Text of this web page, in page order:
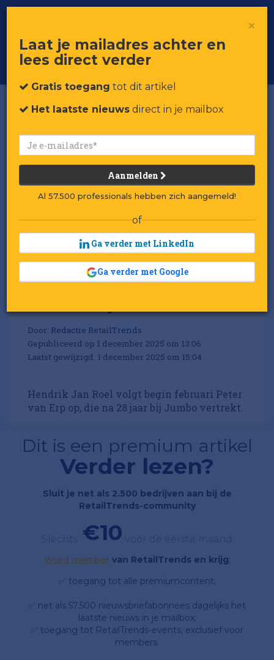
Voor professionals in retail & brands
Toggle
Jumbo haalt oud-cfo van
Door: Redactie RetailTrends
Gepubliceerd op 1 december 2025 om 13:06
Laatst gewijzigd: 1 december 2025 om 15:04
Hendrik Jan Roel volgt begin februari Peter
van Erp op, die na 28 jaar bij Jumbo vertrekt.
Dit is een premium artikel
Verder lezen?
Sluit je net als 2.500 bedrijven aan bij de
RetailTrends-community
€10
Word member van RetailTrends en krijg;
✅ toegang tot alle premiumcontent;
✅ net als 57.500 nieuwsbriefabonnees dagelijks het
laatste nieuws in je mailbox;
✅ toegang tot RetailTrends-events, exclusief voor
members.
×
Laat je mailadres achter en
lees direct verder
Gratis toegang tot dit artikel
Het laatste nieuws direct in je mailbox
Aanmelden
Al 57.500 professionals hebben zich aangemeld!
of
Ga verder met LinkedIn
Ga verder met Google